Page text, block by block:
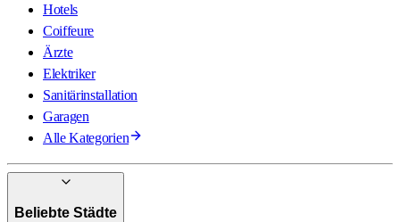
Hotels
Coiffeure
Ärzte
Elektriker
Sanitärinstallation
Garagen
Alle Kategorien
Beliebte Städte